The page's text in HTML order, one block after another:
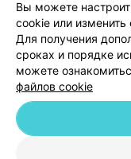
© 2026 ООО «Артокс
г. Минск,
Вы можете
cookie или изменить
Для получения
сроках и порядке
можете
файлов cookie